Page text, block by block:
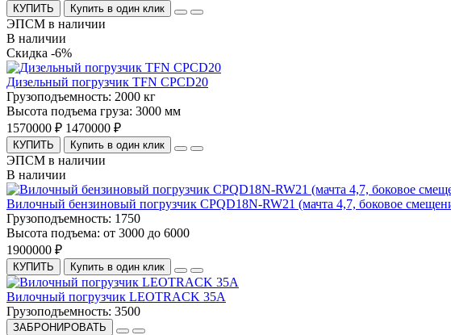
КУПИТЬ Купить в один клик
ЭПСМ в наличии
В наличии
Скидка -6%
Дизельный погрузчик TFN CPCD20
Грузоподъемность: 2000 кг
Высота подъема груза: 3000 мм
1570000 ₽ 1470000 ₽
КУПИТЬ Купить в один клик
ЭПСМ в наличии
В наличии
Вилочный бензиновый погрузчик CPQD18N-RW21 (мачта 4,7, боковое
Грузоподъемность: 1750
Высота подъема: от 3000 до 6000
1900000 ₽
КУПИТЬ Купить в один клик
Вилочный погрузчик LEOTRACK 35A
Грузоподъемность: 3500
ЗАБРОНИРОВАТЬ